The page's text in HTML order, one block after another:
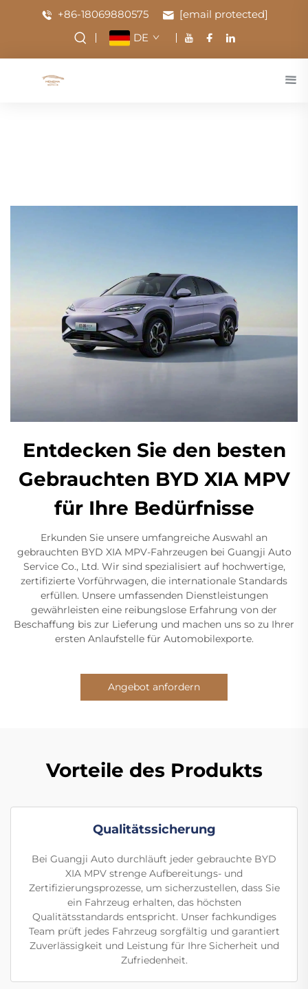
+86-18069880575
[email protected]
DE
Entdecken Sie den besten
Gebrauchten BYD XIA MPV
für Ihre Bedürfnisse
Erkunden Sie unsere umfangreiche Auswahl an
gebrauchten BYD XIA MPV-Fahrzeugen bei Guangji Auto
Service Co., Ltd. Wir sind spezialisiert auf hochwertige,
zertifizierte Vorführwagen, die internationale Standards
erfüllen. Unsere umfassenden Dienstleistungen
gewährleisten eine reibungslose Erfahrung von der
Beschaffung bis zur Lieferung und machen uns so zu Ihrer
ersten Anlaufstelle für Automobilexporte.
Angebot anfordern
Vorteile des Produkts
Qualitätssicherung
Bei Guangji Auto durchläuft jeder gebrauchte BYD
XIA MPV strenge Aufbereitungs- und
Zertifizierungsprozesse, um sicherzustellen, dass Sie
ein Fahrzeug erhalten, das höchsten
Qualitätsstandards entspricht. Unser fachkundiges
Team prüft jedes Fahrzeug sorgfältig und garantiert
Zuverlässigkeit und Leistung für Ihre Sicherheit und
Zufriedenheit.